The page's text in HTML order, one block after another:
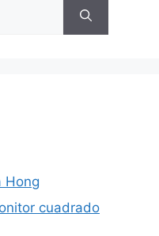
Hong
cuadrado